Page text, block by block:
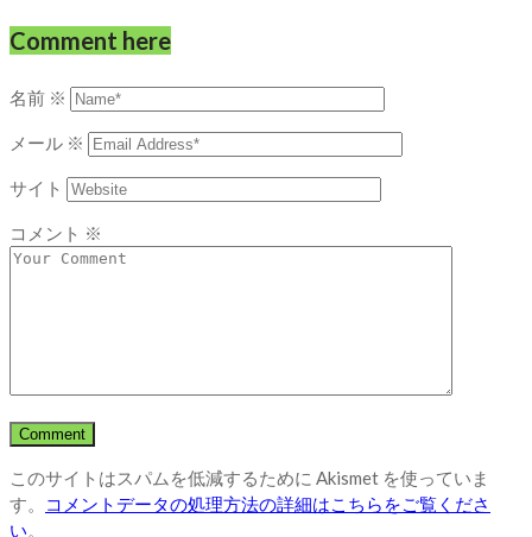
Comment here
名前 ※
メール ※
サイト
コメント ※
このサイトはスパムを低減するために Akismet を使っていま
す。
コメントデータの処理方法の詳細はこちらをご覧くださ
い。